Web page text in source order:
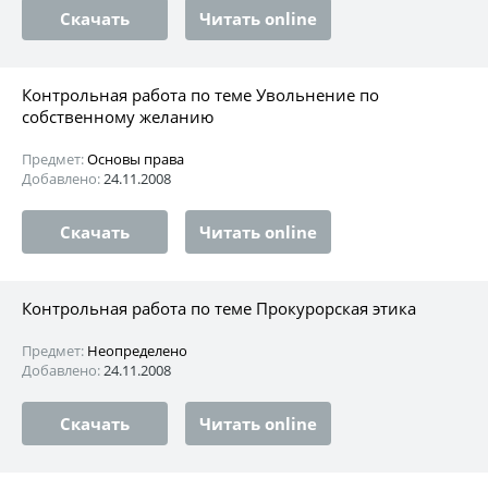
Скачать Читать online
Контрольная работа по теме Увольнение по
собственному желанию
Предмет:Основы права
Добавлено:24.11.2008
Скачать Читать online
Контрольная работа по теме Прокурорская этика
Предмет: Неопределено
Добавлено:24.11.2008
Скачать Читать online